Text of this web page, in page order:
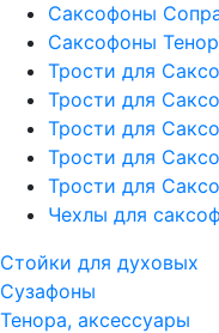
Саксофоны
Саксофоны Тенор
Трости для
Трости для
Трости для
Трости для
Трости для
Чехлы для
Стойки для духовых
Сузафоны
Тенора, аксессуары